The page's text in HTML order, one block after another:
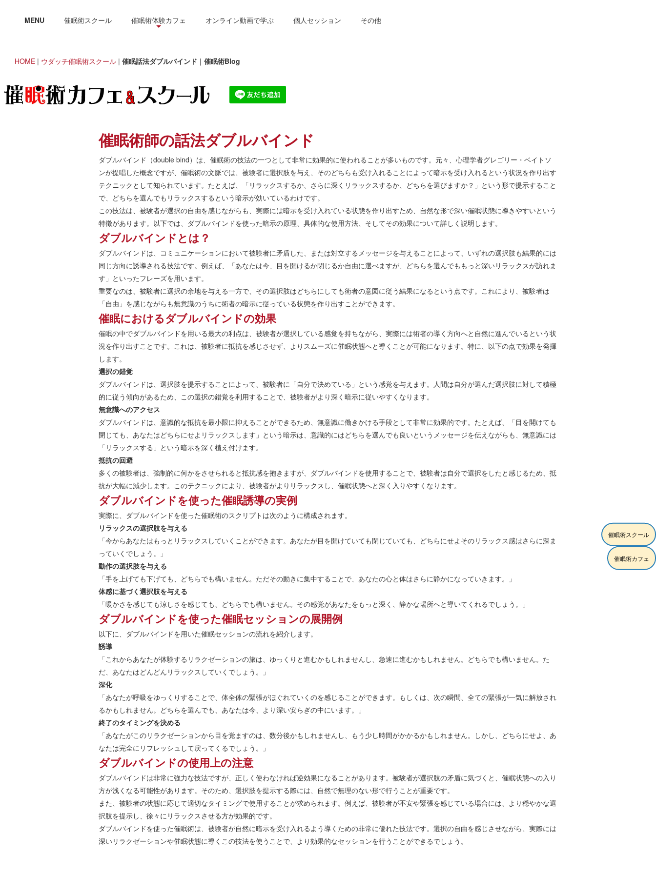
MENU 催眠術スクール 催眠術体験カフェ オンライン動画で学ぶ 個人セッション その他
HOME | ウダッチ催眠術スクール | 催眠話法ダブルバインド｜催眠術Blog
催眠術師の話法ダブルバインド
ダブルバインド（double bind）は、催眠術の技法の一つとして非常に効果的に使われることが多いものです。元々、心理学者グレゴリー・ベイトソ
ンが提唱した概念ですが、催眠術の文脈では、被験者に選択肢を与え、そのどちらも受け入れることによって暗示を受け入れるという状況を作り出す
テクニックとして知られています。たとえば、「リラックスするか、さらに深くリラックスするか、どちらを選びますか？」という形で提示すること
で、どちらを選んでもリラックスするという暗示が効いているわけです。
この技法は、被験者が選択の自由を感じながらも、実際には暗示を受け入れている状態を作り出すため、自然な形で深い催眠状態に導きやすいという
特徴があります。以下では、ダブルバインドを使った暗示の原理、具体的な使用方法、そしてその効果について詳しく説明します。
ダブルバインドとは？
ダブルバインドは、コミュニケーションにおいて被験者に矛盾した、または対立するメッセージを与えることによって、いずれの選択肢も結果的には
同じ方向に誘導される技法です。例えば、「あなたは今、目を開けるか閉じるか自由に選べますが、どちらを選んでももっと深いリラックスが訪れま
す」といったフレーズを用います。
重要なのは、被験者に選択の余地を与える一方で、その選択肢はどちらにしても術者の意図に従う結果になるという点です。これにより、被験者は
「自由」を感じながらも無意識のうちに術者の暗示に従っている状態を作り出すことができます。
催眠におけるダブルバインドの効果
催眠の中でダブルバインドを用いる最大の利点は、被験者が選択している感覚を持ちながら、実際には術者の導く方向へと自然に進んでいるという状
況を作り出すことです。これは、被験者に抵抗を感じさせず、よりスムーズに催眠状態へと導くことが可能になります。特に、以下の点で効果を発揮
します。
選択の錯覚
ダブルバインドは、選択肢を提示することによって、被験者に「自分で決めている」という感覚を与えます。人間は自分が選んだ選択肢に対して積極
的に従う傾向があるため、この選択の錯覚を利用することで、被験者がより深く暗示に従いやすくなります。
無意識へのアクセス
ダブルバインドは、意識的な抵抗を最小限に抑えることができるため、無意識に働きかける手段として非常に効果的です。たとえば、「目を開けても
閉じても、あなたはどちらにせよリラックスします」という暗示は、意識的にはどちらを選んでも良いというメッセージを伝えながらも、無意識には
「リラックスする」という暗示を深く植え付けます。
抵抗の回避
多くの被験者は、強制的に何かをさせられると抵抗感を抱きますが、ダブルバインドを使用することで、被験者は自分で選択をしたと感じるため、抵
抗が大幅に減少します。このテクニックにより、被験者がよりリラックスし、催眠状態へと深く入りやすくなります。
ダブルバインドを使った催眠誘導の実例
実際に、ダブルバインドを使った催眠術のスクリプトは次のように構成されます。
リラックスの選択肢を与える
「今からあなたはもっとリラックスしていくことができます。あなたが目を開けていても閉じていても、どちらにせよそのリラックス感はさらに深ま
っていくでしょう。」
動作の選択肢を与える
「手を上げても下げても、どちらでも構いません。ただその動きに集中することで、あなたの心と体はさらに静かになっていきます。」
体感に基づく選択肢を与える
「暖かさを感じても涼しさを感じても、どちらでも構いません。その感覚があなたをもっと深く、静かな場所へと導いてくれるでしょう。」
ダブルバインドを使った催眠セッションの展開例
以下に、ダブルバインドを用いた催眠セッションの流れを紹介します。
誘導
「これからあなたが体験するリラクゼーションの旅は、ゆっくりと進むかもしれませんし、急速に進むかもしれません。どちらでも構いません。た
だ、あなたはどんどんリラックスしていくでしょう。」
深化
「あなたが呼吸をゆっくりすることで、体全体の緊張がほぐれていくのを感じることができます。もしくは、次の瞬間、全ての緊張が一気に解放され
るかもしれません。どちらを選んでも、あなたは今、より深い安らぎの中にいます。」
終了のタイミングを決める
「あなたがこのリラクゼーションから目を覚ますのは、数分後かもしれませんし、もう少し時間がかかるかもしれません。しかし、どちらにせよ、あ
なたは完全にリフレッシュして戻ってくるでしょう。」
ダブルバインドの使用上の注意
ダブルバインドは非常に強力な技法ですが、正しく使わなければ逆効果になることがあります。被験者が選択肢の矛盾に気づくと、催眠状態への入り
方が浅くなる可能性があります。そのため、選択肢を提示する際には、自然で無理のない形で行うことが重要です。
また、被験者の状態に応じて適切なタイミングで使用することが求められます。例えば、被験者が不安や緊張を感じている場合には、より穏やかな選
択肢を提示し、徐々にリラックスさせる方が効果的です。
ダブルバインドを使った催眠術は、被験者が自然に暗示を受け入れるよう導くための非常に優れた技法です。選択の自由を感じさせながら、実際には
深いリラクゼーションや催眠状態に導くこの技法を使うことで、より効果的なセッションを行うことができるでしょう。
催眠術スクール
催眠術カフェ